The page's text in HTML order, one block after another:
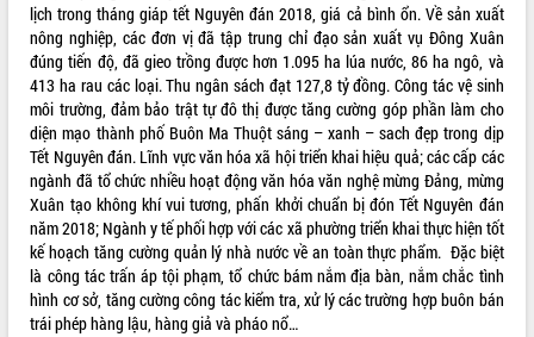
ALBUM ẢNH
LIÊN KẾT WEB
lịch trong tháng giáp tết Nguyên đán 2018, giá cả bình ổn. Về sản xuất
nông nghiệp, các đơn vị đã tập trung chỉ đạo sản xuất vụ Đông Xuân
đúng tiến độ, đã gieo trồng được hơn 1.095 ha lúa nước, 86 ha ngô, và
413 ha rau các loại. Thu ngân sách đạt 127,8 tỷ đồng. Công tác vệ sinh
môi trường, đảm bảo trật tự đô thị được tăng cường góp phần làm cho
diện mạo thành phố Buôn Ma Thuột sáng – xanh – sach đẹp trong dịp
Tết Nguyên đán. Lĩnh vực văn hóa xã hội triển khai hiệu quả; các cấp các
ngành đã tổ chức nhiều hoạt động văn hóa văn nghệ mừng Đảng, mừng
Xuân tạo không khí vui tương, phấn khởi chuẩn bị đón Tết Nguyên đán
năm 2018; Ngành y tế phối hợp với các xã phường triển khai thực hiện tốt
kế hoạch tăng cường quản lý nhà nước về an toàn thực phẩm. Đặc biệt
là công tác trấn áp tội phạm, tổ chức bám nắm địa bàn, nắm chắc tình
hình cơ sở, tăng cường công tác kiểm tra, xử lý các trường hợp buôn bán
trái phép hàng lậu, hàng giả và pháo nổ…